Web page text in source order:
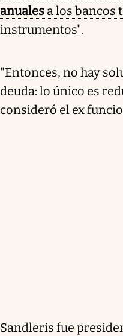
anuales a los bancos
instrumentos".
"Entonces, no hay
deuda: lo único es
consideró el ex
Sandleris fue